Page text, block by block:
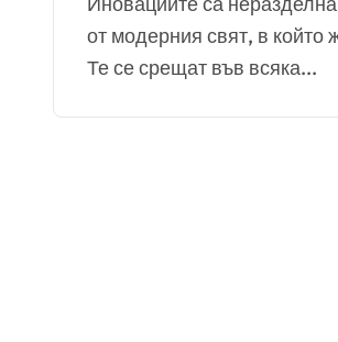
от модерния свят, в който
Те се срещат във всяка...